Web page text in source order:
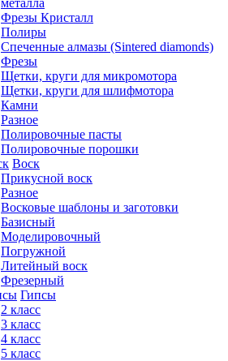
металла
Фрезы Кристалл
Полиры
Спеченные алмазы (Sintered diamonds)
Фрезы
Щетки, круги для микромотора
Щетки, круги для шлифмотора
Камни
Разное
Полировочные пасты
Полировочные порошки
Воск
Прикусной воск
Разное
Восковые шаблоны и заготовки
Базисный
Моделировочный
Погружной
Литейный воск
Фрезерный
Гипсы
2 класс
3 класс
4 класс
5 класс